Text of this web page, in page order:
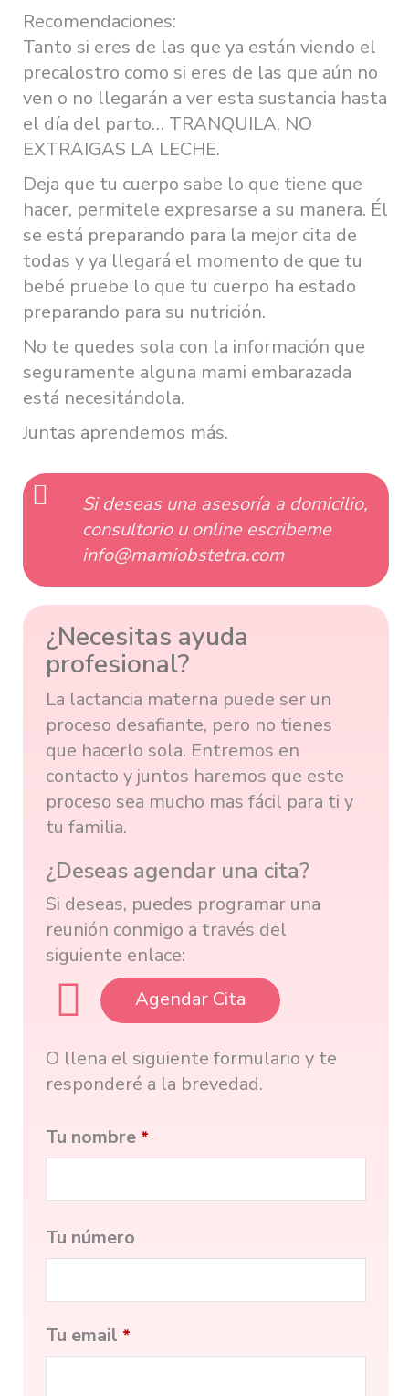
Recomendaciones:
Tanto si eres de las que ya están viendo el
precalostro como si eres de las que aún no
ven o no llegarán a ver esta sustancia hasta
el día del parto… TRANQUILA, NO
EXTRAIGAS LA LECHE.
Deja que tu cuerpo sabe lo que tiene que
hacer, permitele expresarse a su manera. Él
se está preparando para la mejor cita de
todas y ya llegará el momento de que tu
bebé pruebe lo que tu cuerpo ha estado
preparando para su nutrición.
No te quedes sola con la información que
seguramente alguna mami embarazada
está necesitándola.
Juntas aprendemos más.
Si deseas una asesoría a domicilio,
consultorio u online escribeme
info@mamiobstetra.com
¿Necesitas ayuda
profesional?
La lactancia materna puede ser un
proceso desafiante, pero no tienes
que hacerlo sola. Entremos en
contacto y juntos haremos que este
proceso sea mucho mas fácil para ti y
tu familia.
¿Deseas agendar una cita?
Si deseas, puedes programar una
reunión conmigo a través del
siguiente enlace:
Agendar Cita
O llena el siguiente formulario y te
responderé a la brevedad.
Tu nombre *
Tu número
Tu email *